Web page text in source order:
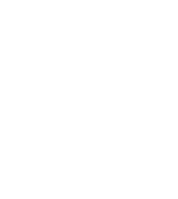
anzuzeigen Eine schöne Wochenmitte mit
anzuzeigen Ostwind bescherte uns einen